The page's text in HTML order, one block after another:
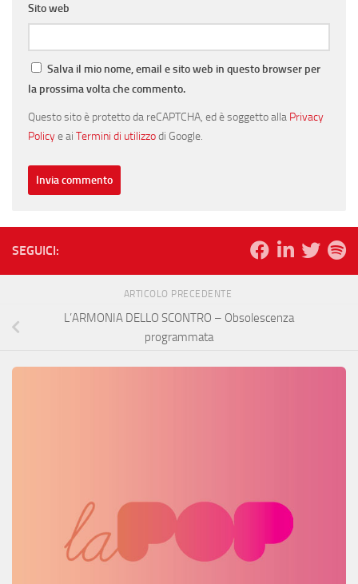
Sito web
Salva il mio nome, email e sito web in questo browser per
la prossima volta che commento.
Questo sito è protetto da reCAPTCHA, ed è soggetto alla Privacy
Policye ai Termini di utilizzodi Google.
SEGUICI:
ARTICOLO PRECEDENTE
L’ARMONIA DELLO SCONTRO – Obsolescenza
programmata